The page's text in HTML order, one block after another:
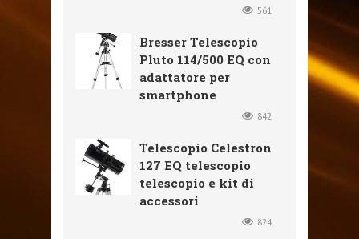
561
Bresser Telescopio
Pluto 114/500 EQ con
adattatore per
smartphone
842
Telescopio Celestron
127 EQ telescopio
telescopio e kit di
accessori
824